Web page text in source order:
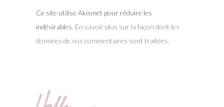
Ce site utilise Akismet pour réduire les
indésirables. En savoir plus sur la façon dont les
données de vos commentaires sont traitées.